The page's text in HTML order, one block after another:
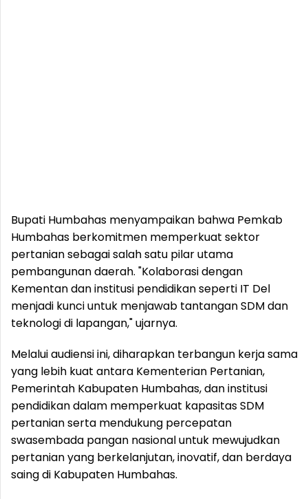
Bupati Humbahas menyampaikan bahwa Pemkab
Humbahas berkomitmen memperkuat sektor
pertanian sebagai salah satu pilar utama
pembangunan daerah. "Kolaborasi dengan
Kementan dan institusi pendidikan seperti IT Del
menjadi kunci untuk menjawab tantangan SDM dan
teknologi di lapangan," ujarnya.
Melalui audiensi ini, diharapkan terbangun kerja sama
yang lebih kuat antara Kementerian Pertanian,
Pemerintah Kabupaten Humbahas, dan institusi
pendidikan dalam memperkuat kapasitas SDM
pertanian serta mendukung percepatan
swasembada pangan nasional untuk mewujudkan
pertanian yang berkelanjutan, inovatif, dan berdaya
saing di Kabupaten Humbahas.